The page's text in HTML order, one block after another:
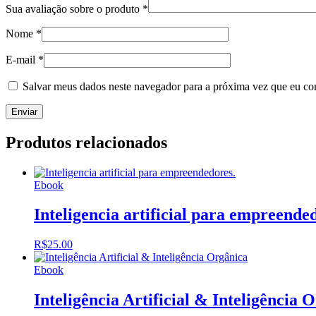
Sua avaliação sobre o produto *
Nome *
E-mail *
Salvar meus dados neste navegador para a próxima vez que eu
Produtos relacionados
Ebook
Inteligencia artificial para
R$25.00
Ebook
Inteligência Artificial & Inteligência